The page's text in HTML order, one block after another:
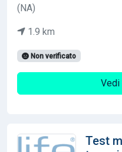
(NA)
1.9 km
Non verificato
Vedi
Test